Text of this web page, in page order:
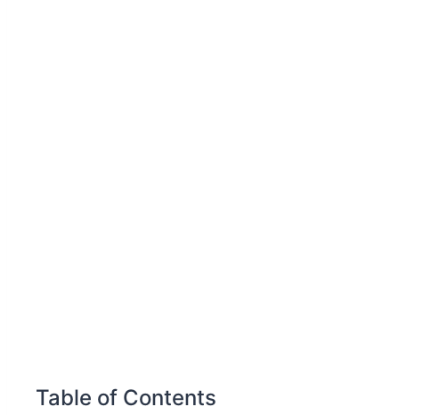
Table of Contents